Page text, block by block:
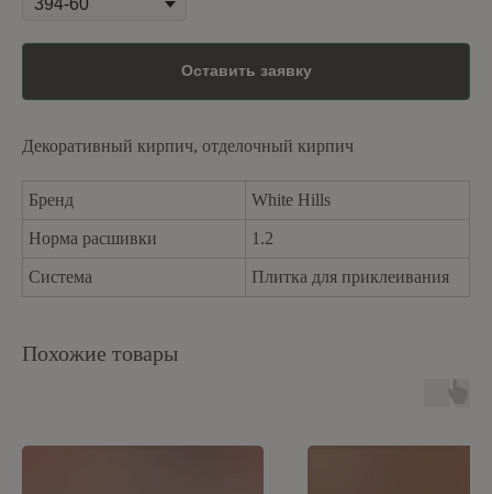
Оставить заявку
Декоративный кирпич, отделочный кирпич
Бренд White Hills
Норма расшивки 1.2
Система Плитка для приклеивания
Похожие товары